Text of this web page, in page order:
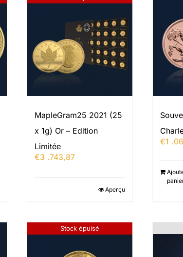
MapleGram25 2021 (25
x 1g) Or – Edition
Limitée
€3 .743,87
Aperçu
€1
Stock épuisé